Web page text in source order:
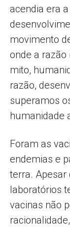
acendia era
movimento
onde a razão
mito,
razão,
superamos
humanidade
Foram as
endemias e
terra. Apesar
laboratórios
vacinas não